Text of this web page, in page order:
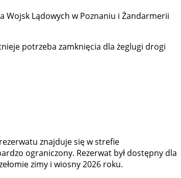
Wojsk Lądowych w Poznaniu i Żandarmerii
potrzeba zamknięcia dla żeglugi drogi
znajduje się w strefie
ograniczony. Rezerwat był dostępny dla
zimy i wiosny 2026 roku.